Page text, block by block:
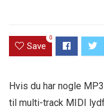
Save
0
Hvis du har nogle
til multi-track MIDI